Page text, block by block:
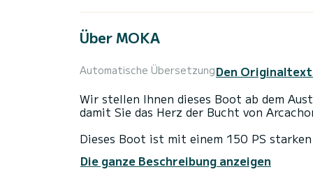
Über MOKA
Automatische ÜbersetzungDen
Wir stellen Ihnen dieses Boot ab dem
damit Sie das Herz der Bucht von
Dieses Boot ist mit einem 150 PS
eine Ladestation für den
Die ganze Beschreibung anzeigen